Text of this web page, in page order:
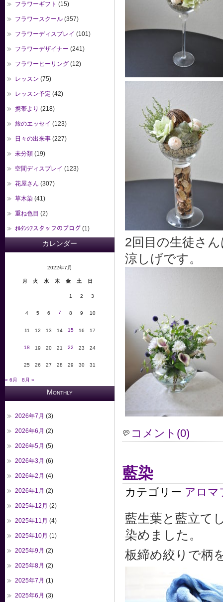
2回目の生徒さ
涼しげです。
コメント(0)
藍染
カテゴリー アロマ
藍生葉と藍立て
染めました。
板締め絞りで柄
フラワーギフト (15)
フラワースクール (357)
フラワーディスプレイ (101)
フラワーデザイナー (241)
フラワーヒーリング (12)
レッスン (75)
レッスン予定 (42)
携帯より (218)
旅のエッセイ (123)
日々の出来事 (227)
未分類 (19)
空間ディスプレイ (123)
花屋さん (307)
草木染 (41)
重ね色目 (2)
ｵﾙﾀﾝｼｱスタッフのブログ (1)
カレンダー
2022年7月
月 火 水 木 金 土 日
1 2 3
4 5 6 7 8 9 10
11 12 13 14 15 16 17
18 19 20 21 22 23 24
25 26 27 28 29 30 31
« 6月 8月 »
Monthly
2026年7月 (3)
2026年6月 (2)
2026年5月 (5)
2026年3月 (6)
2026年2月 (4)
2026年1月 (2)
2025年12月 (2)
2025年11月 (4)
2025年10月 (1)
2025年9月 (2)
2025年8月 (2)
2025年7月 (1)
2025年6月 (3)